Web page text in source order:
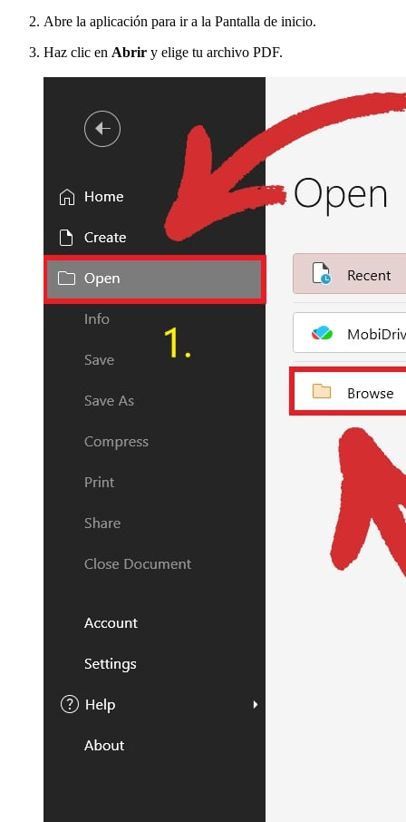
Abre la aplicación para ir a la Pantalla de inicio.
Haz clic en Abrir y elige tu archivo PDF.